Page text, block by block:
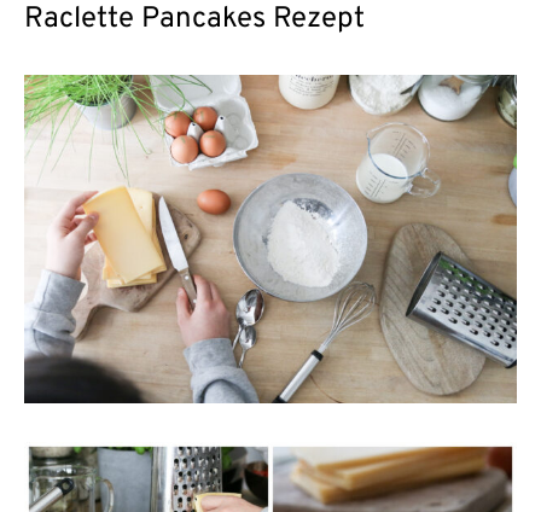
Raclette Pancakes Rezept